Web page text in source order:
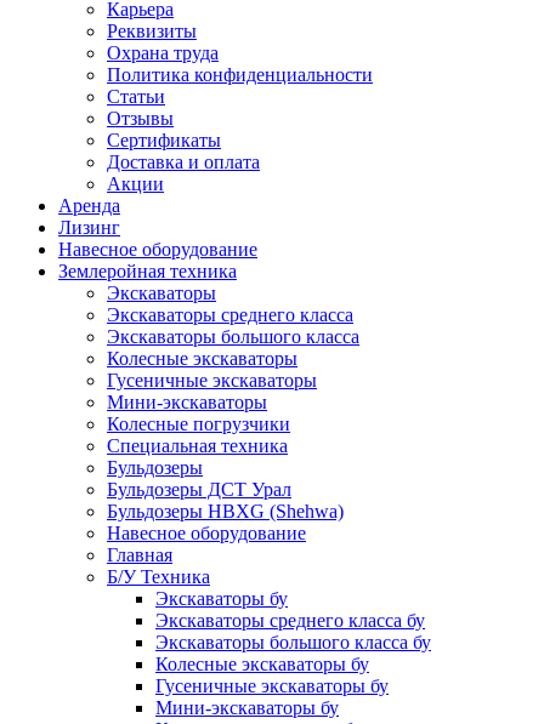
Карьера
Реквизиты
Охрана труда
Политика конфиденциальности
Статьи
Отзывы
Сертификаты
Доставка и оплата
Акции
Аренда
Лизинг
Навесное оборудование
Землеройная техника
Экскаваторы
Экскаваторы среднего класса
Экскаваторы большого класса
Колесные экскаваторы
Гусеничные экскаваторы
Мини-экскаваторы
Колесные погрузчики
Специальная техника
Бульдозеры
Бульдозеры ДСТ Урал
Бульдозеры HBXG (Shehwa)
Навесное оборудование
Главная
Б/У Техника
Экскаваторы бу
Экскаваторы среднего класса бу
Экскаваторы большого класса бу
Колесные экскаваторы бу
Гусеничные экскаваторы бу
Мини-экскаваторы бу